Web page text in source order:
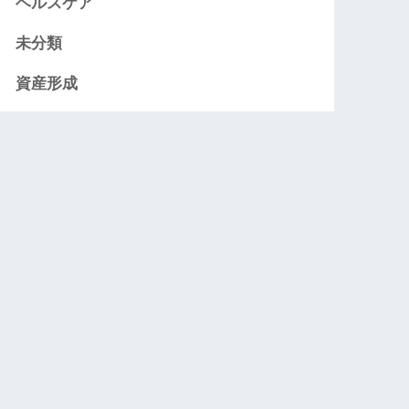
未分類
資産形成